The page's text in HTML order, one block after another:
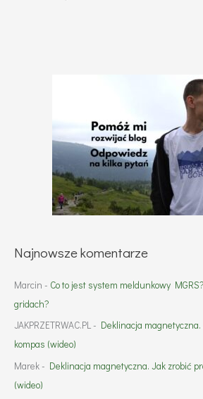
Najnowsze komentarze
Marcin - Co to jest system meldunkowy
gridach?
JAKPRZETRWAC.PL - Deklinacja
kompas (wideo)
Marek - Deklinacja magnetyczna. Jak zrobić
(wideo)